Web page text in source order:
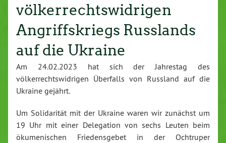
völkerrechtswidrigen
Angriffskriegs Russlands
auf die Ukraine
Am 24.02.2023 hat sich der Jahrestag des
völkerrechtswidrigen Überfalls von Russland auf die
Ukraine gejährt.
Um Solidarität mit der Ukraine waren wir zunächst um
19 Uhr mit einer Delegation von sechs Leuten beim
ökumenischen Friedensgebet in der Ochtruper